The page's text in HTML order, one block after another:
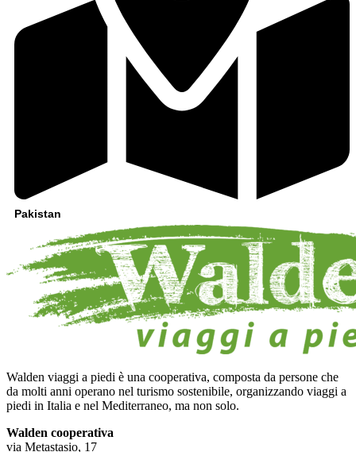
Pakistan
Walden viaggi a piedi è una cooperativa, composta da persone che
da molti anni operano nel turismo sostenibile, organizzando viaggi a
piedi in Italia e nel Mediterraneo, ma non solo.
Walden cooperativa
via Metastasio, 17